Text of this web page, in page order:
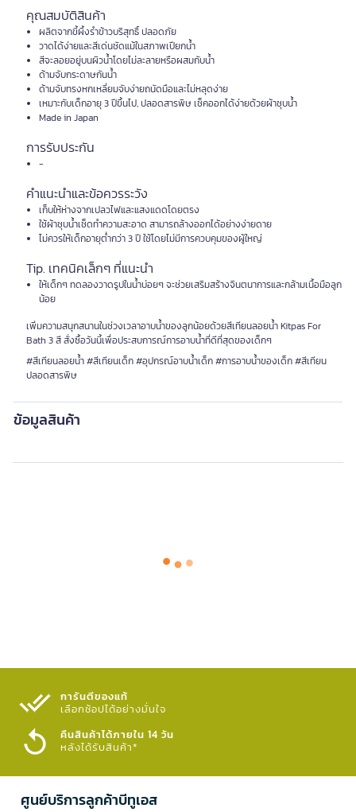
คุณสมบัติสินค้า
ผลิตจากขี้ผึ้งรำข้าวบริสุทธิ์ ปลอดภัย
วาดได้ง่ายและสีเด่นชัดแม้ในสภาพเปียกน้ำ
สีจะลอยอยู่บนผิวน้ำโดยไม่ละลายหรือผสมกับน้ำ
ด้ามจับกระดาษกันน้ำ
ด้ามจับทรงหกเหลี่ยมจับง่ายถนัดมือและไม่หลุดง่าย
เหมาะกับเด็กอายุ 3 ปีขึ้นไป, ปลอดสารพิษ เช็คออกได้ง่ายด้วยผ้าชุบน้ำ
Made in Japan
การรับประกัน
-
คำแนะนำและข้อควรระวัง
เก็บให้ห่างจากเปลวไฟและแสงแดดโดยตรง
ใช้ผ้าชุบน้ำเช็ดทำความสะอาด สามารถล้างออกได้อย่างง่ายดาย
ไม่ควรให้เด็กอายุต่ำกว่า 3 ปี ใช้โดยไม่มีการควบคุมของผู้ใหญ่
Tip. เทคนิคเล็กๆ ที่แนะนำ
ให้เด็กๆ ทดลองวาดรูปในน้ำบ่อยๆ จะช่วยเสริมสร้างจินตนาการและกล้ามเนื้อมือลูก
น้อย
เพิ่มความสนุกสนานในช่วงเวลาอาบน้ำของลูกน้อยด้วยสีเทียนลอยน้ำ Kitpas For
Bath 3 สี สั่งซื้อวันนี้เพื่อประสบการณ์การอาบน้ำที่ดีที่สุดของเด็กๆ
#สีเทียนลอยน้ำ #สีเทียนเด็ก #อุปกรณ์อาบน้ำเด็ก #การอาบน้ำของเด็ก #สีเทียน
ปลอดสารพิษ
ข้อมูลสินค้า
การันตีของแท้
เลือกช้อปได้อย่างมั่นใจ​
คืนสินค้าได้ภายใน 14 วัน
หลังได้รับสินค้า*
ศูนย์บริการลูกค้าบีทูเอส